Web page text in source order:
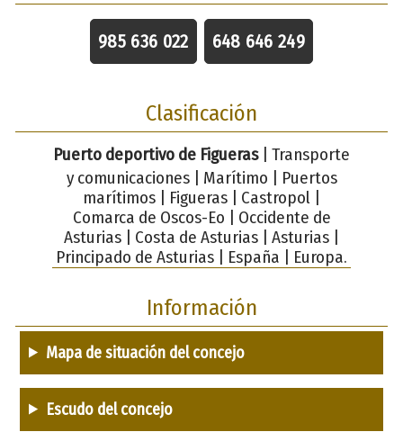
985 636 022 648 646 249
Clasificación
Puerto deportivo de Figueras| Transporte
y comunicaciones | Marítimo | Puertos
marítimos | Figueras | Castropol |
Comarca de Oscos-Eo | Occidente de
Asturias | Costa de Asturias | Asturias |
Principado de Asturias | España | Europa.
Información
Mapa de situación del concejo
Escudo del concejo